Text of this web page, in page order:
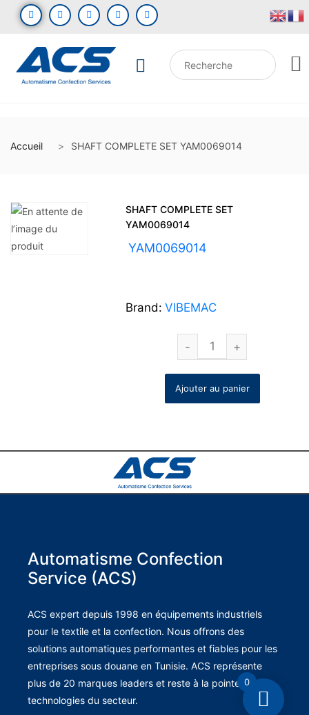
Accueil SHAFT COMPLETE SET YAM0069014
SHAFT COMPLETE SET
YAM0069014
UGS :YAM0069014
Brand: VIBEMAC
Ajouter au panier
Automatisme Confection
Service (ACS)
ACS expert depuis 1998 en équipements industriels
pour le textile et la confection. Nous offrons des
solutions automatiques performantes et fiables pour les
entreprises sous douane en Tunisie. ACS représente
plus de 20 marques leaders et reste à la pointe des
technologies du secteur.
0